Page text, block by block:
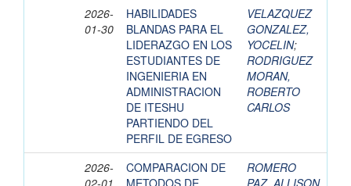
2026-
01-30
HABILIDADES
BLANDAS PARA EL
LIDERAZGO EN LOS
ESTUDIANTES DE
INGENIERIA EN
ADMINISTRACION
DE ITESHU
PARTIENDO DEL
PERFIL DE EGRESO
VELAZQUEZ
GONZALEZ,
YOCELIN;
RODRIGUEZ
MORAN,
ROBERTO
CARLOS
2026-
COMPARACION DE
ROMERO